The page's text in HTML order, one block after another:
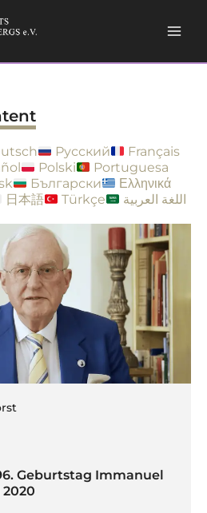
Русский
Français
Polski
Portuguesa
Български
Ελληνικά
日本語 Türkçe اللغة العربية
Geburtstag Immanuel
PagePage